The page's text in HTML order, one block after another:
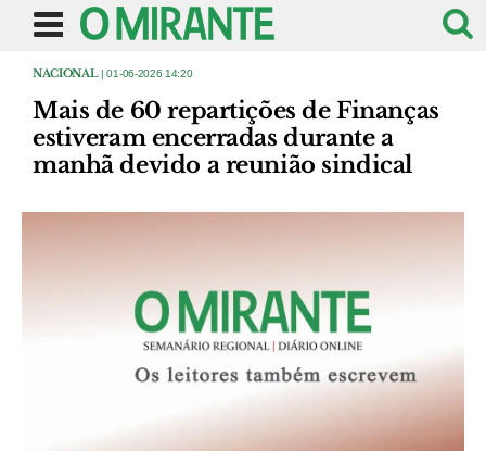
NACIONAL| 01-06-2026 14:20
Mais de 60 repartições de Finanças
estiveram encerradas durante a
manhã devido a reunião sindical